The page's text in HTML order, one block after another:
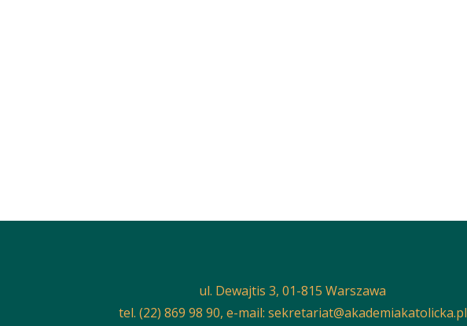
ul. Dewajtis 3, 01-815 Warszawa
tel. (22) 869 98 90, e-mail: sekretariat@akademiakatolicka.pl